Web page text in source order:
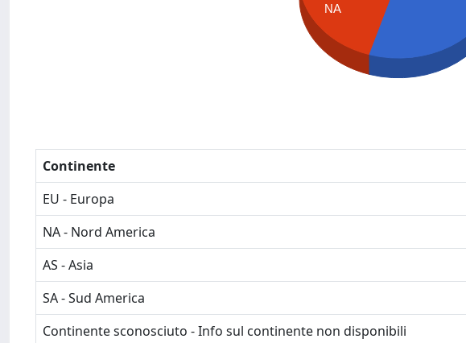
NA
Continente
EU - Europa
NA - Nord America
AS - Asia
SA - Sud America
Continente sconosciuto - Info sul continente non disponibili